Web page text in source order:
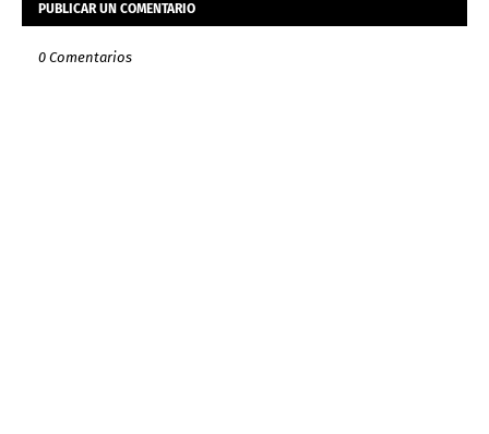
PUBLICAR UN COMENTARIO
0 Comentarios